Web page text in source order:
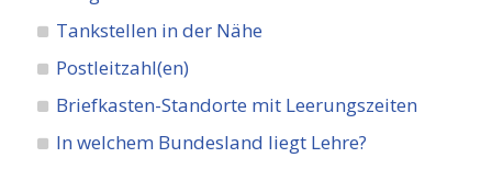
Tankstellen in der Nähe
Postleitzahl(en)
Briefkasten-Standorte mit Leerungszeiten
In welchem Bundesland liegt Lehre?